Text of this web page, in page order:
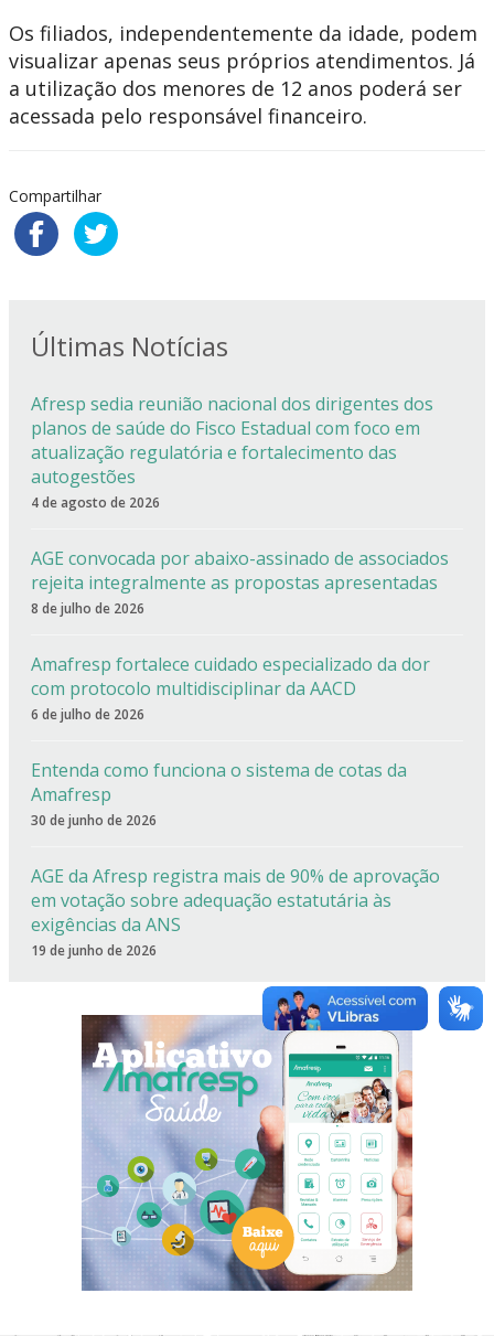
Os filiados, independentemente da idade, podem
visualizar apenas seus próprios atendimentos. Já
a utilização dos menores de 12 anos poderá ser
acessada pelo responsável financeiro.
Compartilhar
Últimas Notícias
Afresp sedia reunião nacional dos dirigentes dos
planos de saúde do Fisco Estadual com foco em
atualização regulatória e fortalecimento das
autogestões
4 de agosto de 2026
AGE convocada por abaixo-assinado de associados
rejeita integralmente as propostas apresentadas
8 de julho de 2026
Amafresp fortalece cuidado especializado da dor
com protocolo multidisciplinar da AACD
6 de julho de 2026
Entenda como funciona o sistema de cotas da
Amafresp
30 de junho de 2026
AGE da Afresp registra mais de 90% de aprovação
em votação sobre adequação estatutária às
exigências da ANS
19 de junho de 2026